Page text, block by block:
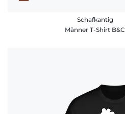
Schafkantig
Männer T-Shirt B&C